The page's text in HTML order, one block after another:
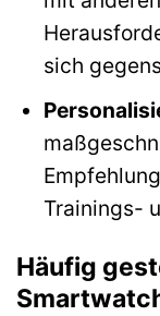
sich
Trainings-
Häufig